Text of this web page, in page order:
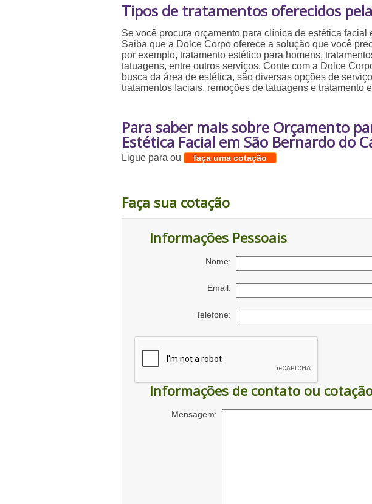
Tipos de tratamentos oferecidos
Se você procura orçamento para clínica de estética facial
Saiba que a Dolce Corpo oferece a solução que você
por exemplo, tratamento estético para homens,
tatuagens, entre outros serviços. Conte com a Dolce
busca da área de estética, são diversas opções de
tratamentos faciais, remoções de tatuagens e tratamento
Para saber mais sobre Orçamento
Estética Facial em São Bernardo do
Ligue paraou faça uma cotação
Faça sua cotação
Informações Pessoais
Nome:
Email:
Telefone:
Informações de contato ou
Mensagem: